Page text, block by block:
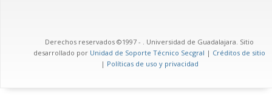
Derechos reservados ©1997 - . Universidad de Guadalajara. Sitio
desarrollado por Unidad de Soporte Técnico Secgral | Créditos de sitio
| Políticas de uso y privacidad